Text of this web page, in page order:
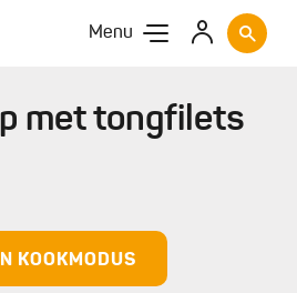
Menu
met tongfilets
KOOKMODUS